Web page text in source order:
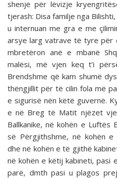
shenjë për lëvizje
tjerash: Disa familje nga
u internuan me gra e me
arsye larg vatrave të tyre për
mbretëron anë e mbanë
malësi, më vjen keq t’i
Brendshme që kam shumë
thëngjillit për të cilin fola më
e sigurisë nën këtë guvernë.
e në Breg të Matit njëzet
Ballkanike, në kohën e Luftës
së Përgjithshme, në kohën
dhe në kohën e të gjithë
në kohën e këtij kabineti, pasi
parë, dmth pasi u plagos